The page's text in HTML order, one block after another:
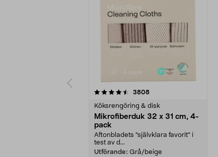
3808recensioner
Köksrengöring & disk
Mikrofiberduk 32 x 31 cm, 4-
pack
Aftonbladets "självklara favorit” i
test av d...
Utförande: Grå/beige
4.0av 5 stjärnor